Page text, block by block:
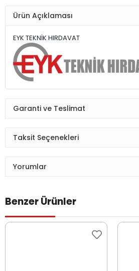
Ürün Açıklaması
EYK TEKNİK HIRDAVAT
Garanti ve Teslimat
Taksit Seçenekleri
Yorumlar
Benzer Ürünler